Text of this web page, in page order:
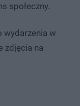
społeczny.
wydarzenia w
zdjęcia na